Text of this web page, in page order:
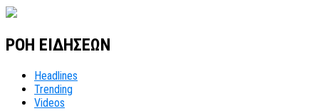
ΡΟΗ ΕΙΔΗΣΕΩΝ
Headlines
Trending
Videos